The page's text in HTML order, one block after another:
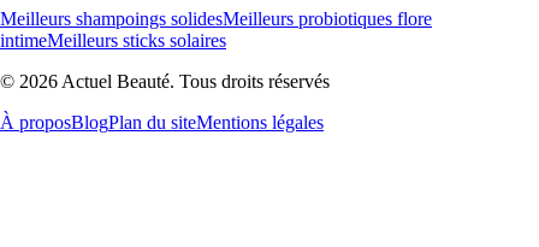
Meilleurs shampoings solidesMeilleurs probiotiques flore
intimeMeilleurs sticks solaires
© 2026 Actuel Beauté. Tous droits réservés
À proposBlogPlan du siteMentions légales